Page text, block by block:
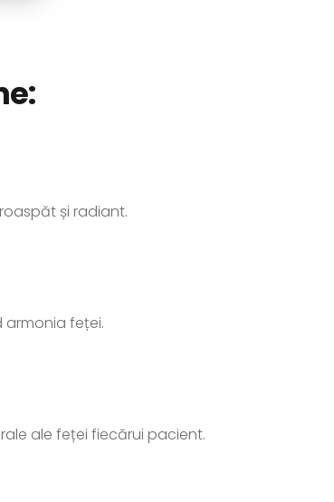
și radiant.
armonia feței.
ale feței fiecărui pacient.